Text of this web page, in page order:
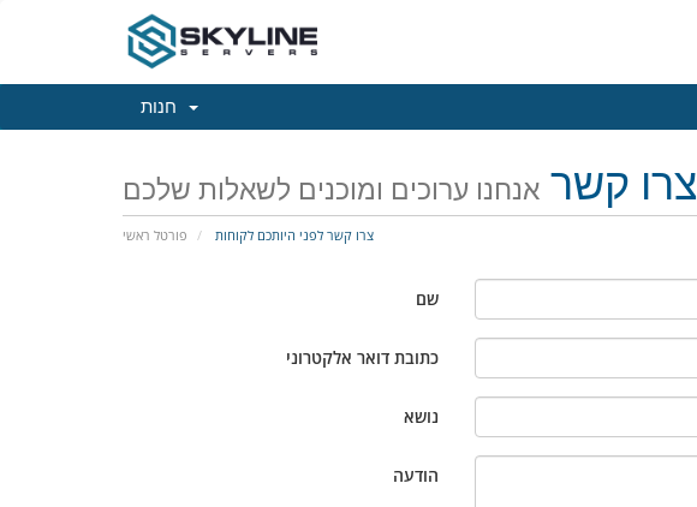
צרו קשר אנחנו ערוכים ומוכנים לשאלות שלכם
פורטל ראשי צרו קשר לפני היותכם לקוחות
שם
כתובת דואר אלקטרוני
נושא
הודעה